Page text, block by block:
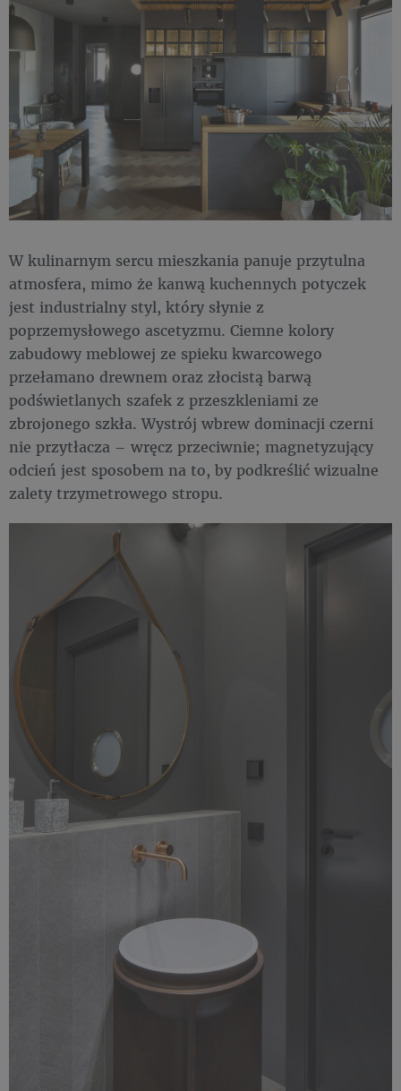
W kulinarnym sercu mieszkania panuje przytulna
atmosfera, mimo że kanwą kuchennych potyczek
jest industrialny styl, który słynie z
poprzemysłowego ascetyzmu. Ciemne kolory
zabudowy meblowej ze spieku kwarcowego
przełamano drewnem oraz złocistą barwą
podświetlanych szafek z przeszkleniami ze
zbrojonego szkła. Wystrój wbrew dominacji czerni
nie przytłacza – wręcz przeciwnie; magnetyzujący
odcień jest sposobem na to, by podkreślić wizualne
zalety trzymetrowego stropu.